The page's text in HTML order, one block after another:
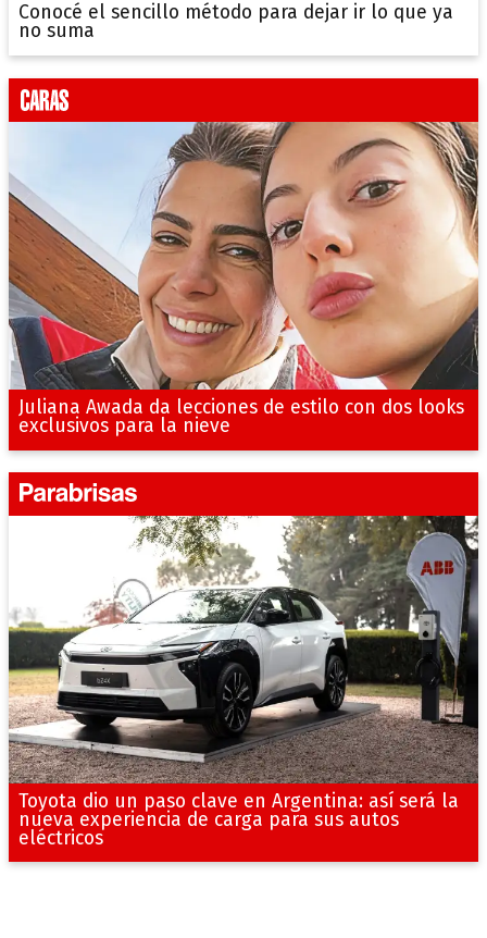
Conocé el sencillo método para dejar ir lo que ya
no suma
Juliana Awada da lecciones de estilo con dos looks
exclusivos para la nieve
Toyota dio un paso clave en Argentina: así será la
nueva experiencia de carga para sus autos
eléctricos